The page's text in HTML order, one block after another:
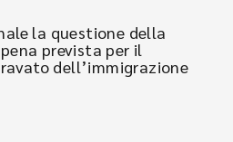
la questione della
prevista per il
dell’immigrazione